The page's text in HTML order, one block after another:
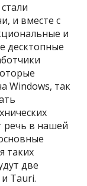
и вместе с
и
десктопные
Windows, так
речь в нашей
таких
две
Tauri.